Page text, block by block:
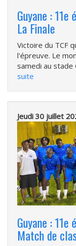
Guyane : 11e
La Finale
Victoire du TCF
l'épreuve. Le
samedi au stade
suite
Jeudi 30 juillet
Guyane : 11e
Match de